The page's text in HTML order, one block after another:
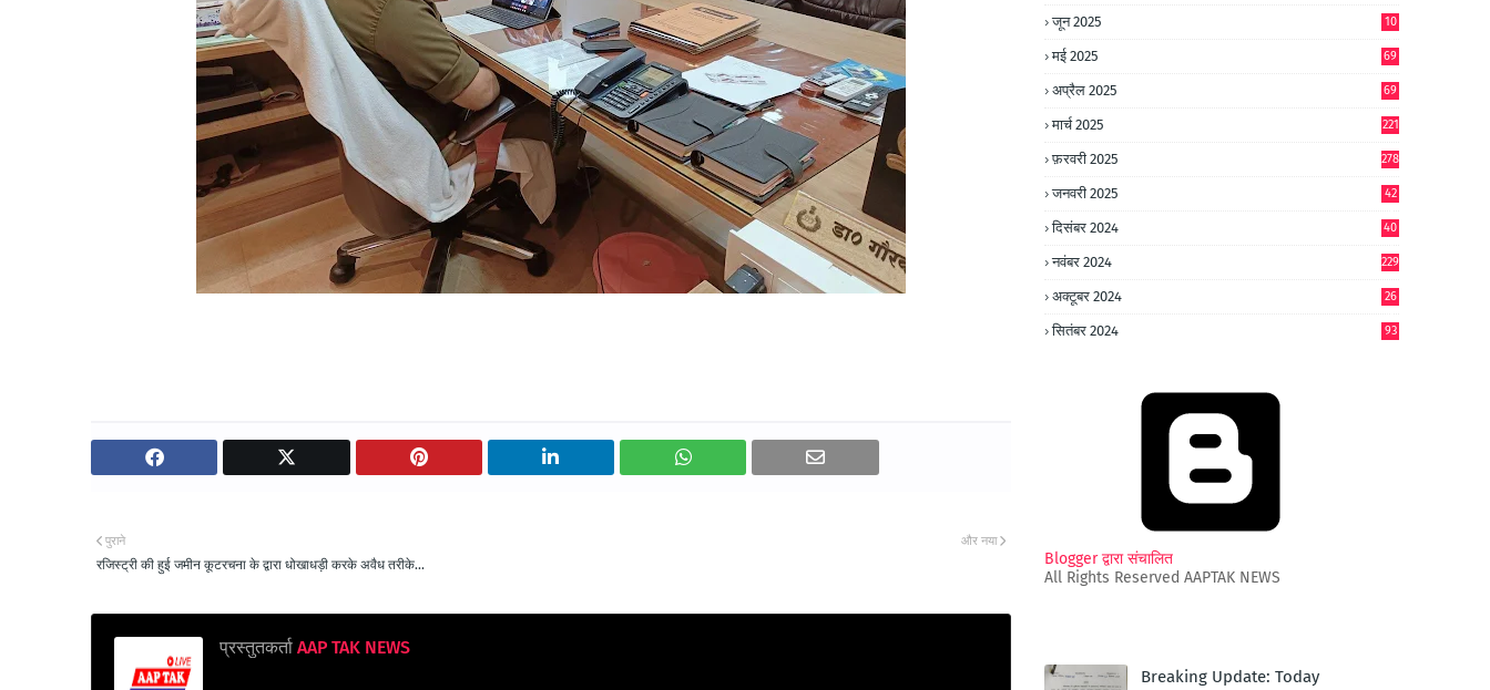
और नया
पुराने
रजिस्ट्री की हुई जमीन कूटरचना के द्वारा धोखाधड़ी करके अवैध तरीके...
प्रस्तुतकर्ता AAP TAK NEWS
जून 2025
10
मई 2025 69
अप्रैल 2025 69
मार्च 2025 221
फ़रवरी 2025 278
जनवरी 2025
42
दिसंबर 2024
40
नवंबर 2024 229
अक्टूबर 2024
26
सितंबर 2024 93
Blogger द्वारा संचालित
All Rights Reserved AAPTAK NEWS
Breaking Update: Today